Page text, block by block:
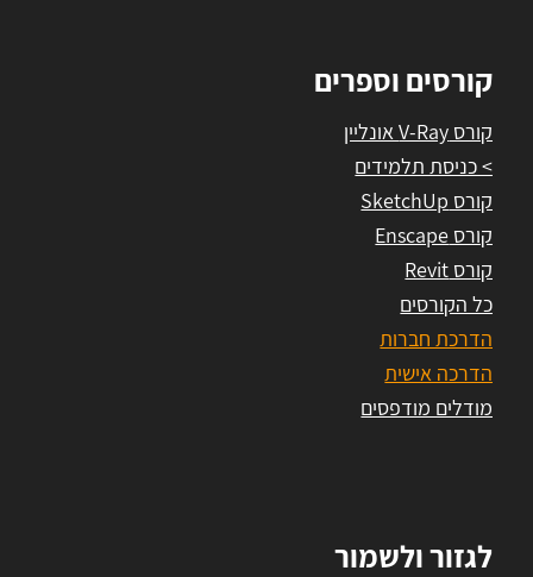
קורסים וספרים
קורס V-Ray אונליין
> כניסת תלמידים
קורס SketchUp
קורס Enscape
קורס Revit
כל הקורסים
הדרכת חברות
הדרכה אישית
מודלים מודפסים
לגזור ולשמור